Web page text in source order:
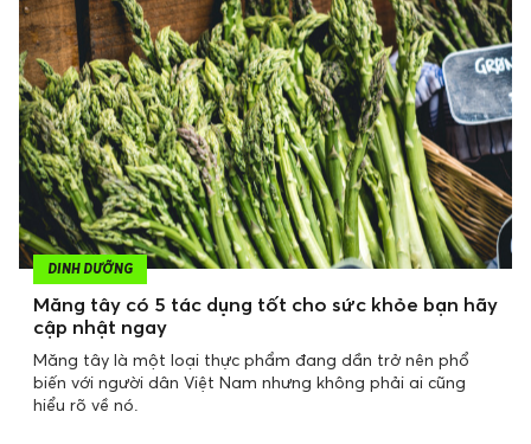
DINH DƯỠNG
Măng tây có 5 tác dụng tốt cho sức khỏe bạn hãy
cập nhật ngay
Măng tây là một loại thực phẩm đang dần trở nên phổ
biến với người dân Việt Nam nhưng không phải ai cũng
hiểu rõ về nó.